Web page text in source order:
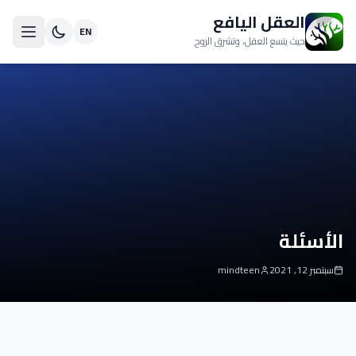
العقل اليافع
حيث يتسع العقل، وتشرق الروح EN
الأسئلة
سبتمبر 12, 2021 mindteen